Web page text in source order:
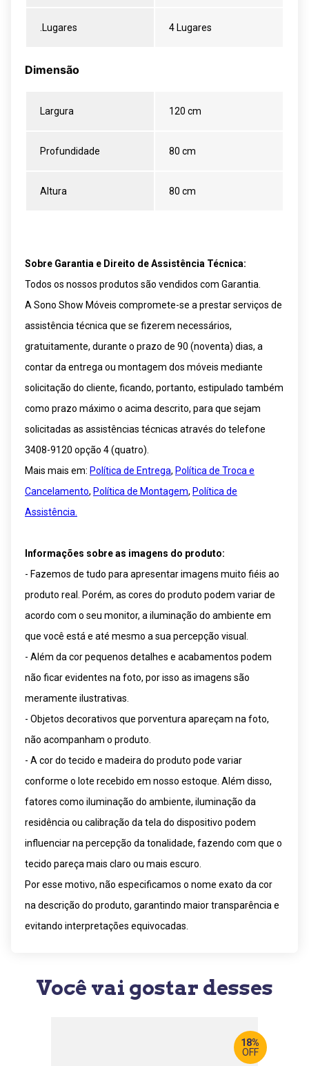
.Lugares 4 Lugares
Dimensão
Largura 120 cm
Profundidade 80 cm
Altura 80 cm
Sobre Garantia e Direito de Assistência Técnica:
Todos os nossos produtos são vendidos com Garantia.
A Sono Show Móveis compromete-se a prestar serviços de
assistência técnica que se fizerem necessários,
gratuitamente, durante o prazo de 90 (noventa) dias, a
contar da entrega ou montagem dos móveis mediante
solicitação do cliente, ficando, portanto, estipulado também
como prazo máximo o acima descrito, para que sejam
solicitadas as assistências técnicas através do telefone
3408-9120 opção 4 (quatro).
Mais mais em: Política de Entrega, Política de Troca e
Cancelamento, Política de Montagem, Política de
Assistência.
Informações sobre as imagens do produto:
- Fazemos de tudo para apresentar imagens muito fiéis ao
produto real. Porém, as cores do produto podem variar de
acordo com o seu monitor, a iluminação do ambiente em
que você está e até mesmo a sua percepção visual.
- Além da cor pequenos detalhes e acabamentos podem
não ficar evidentes na foto, por isso as imagens são
meramente ilustrativas.
- Objetos decorativos que porventura apareçam na foto,
não acompanham o produto.
- A cor do tecido e madeira do produto pode variar
conforme o lote recebido em nosso estoque. Além disso,
fatores como iluminação do ambiente, iluminação da
residência ou calibração da tela do dispositivo podem
influenciar na percepção da tonalidade, fazendo com que o
tecido pareça mais claro ou mais escuro.
Por esse motivo, não especificamos o nome exato da cor
na descrição do produto, garantindo maior transparência e
evitando interpretações equivocadas.
Você vai gostar desses
18%
OFF